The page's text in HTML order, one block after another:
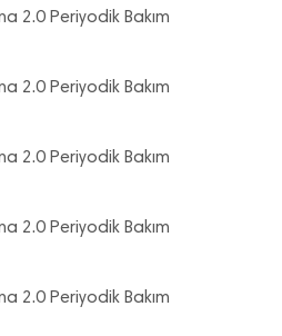
2.0 Periyodik Bakım
2.0 Periyodik Bakım
2.0 Periyodik Bakım
2.0 Periyodik Bakım
2.0 Periyodik Bakım